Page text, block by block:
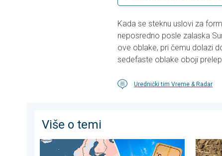
Kada se steknu uslovi za
neposredno posle zalaska
ove oblake, pri čemu dolazi
sedefaste oblake oboji
Urednički tim Vreme & Radar
Više o temi
Rekordno topao jun u Evropi. Toplota i u morima. . .